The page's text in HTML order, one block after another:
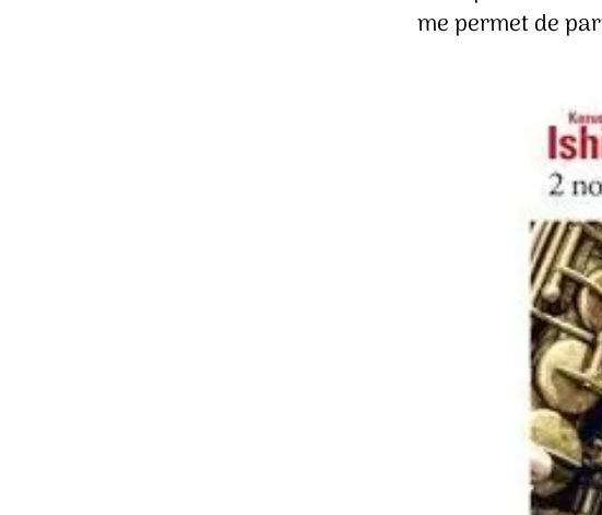
me permet de